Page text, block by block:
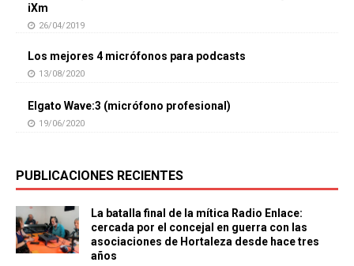
iXm
26/04/2019
Los mejores 4 micrófonos para podcasts
13/08/2020
Elgato Wave:3 (micrófono profesional)
19/06/2020
PUBLICACIONES RECIENTES
La batalla final de la mítica Radio Enlace:
cercada por el concejal en guerra con las
asociaciones de Hortaleza desde hace tres
años